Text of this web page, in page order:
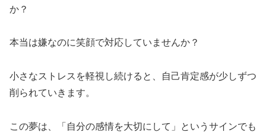
か？
本当は嫌なのに笑顔で対応していませんか？
小さなストレスを軽視し続けると、自己肯定感が少しずつ
削られていきます。
この夢は、「自分の感情を大切にして」というサインでも